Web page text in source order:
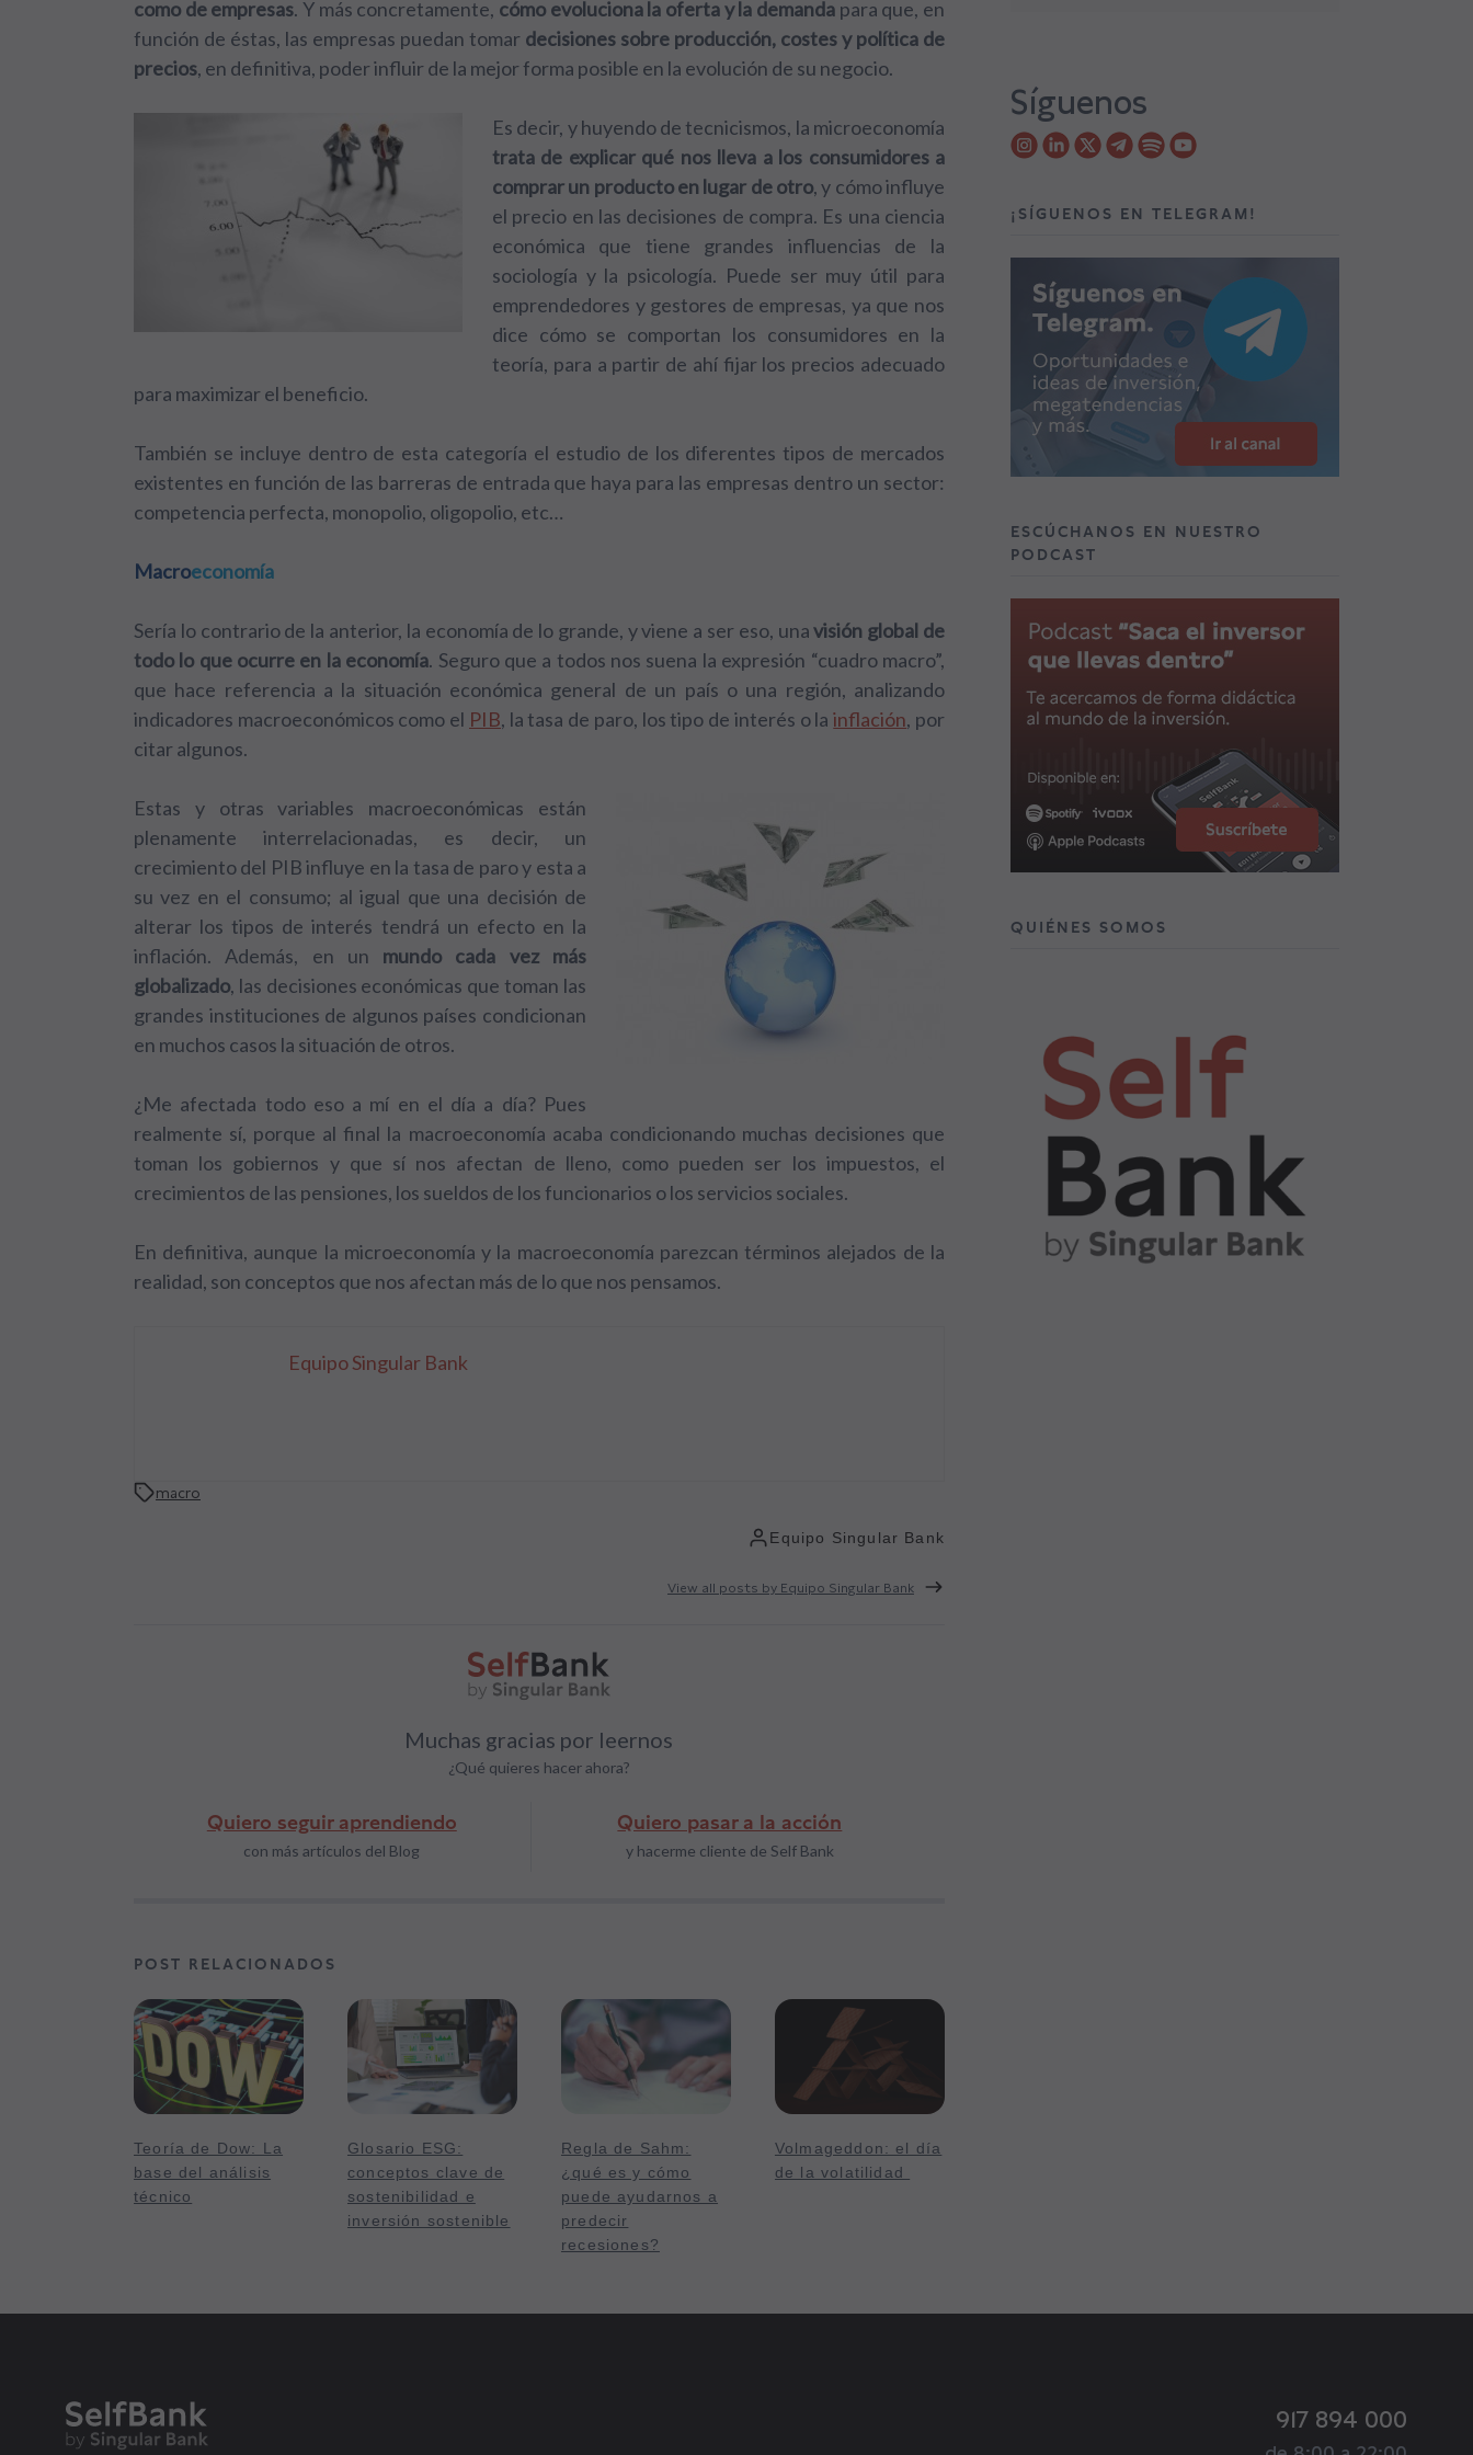
como de empresas. Y más concretamente, cómo evoluciona la oferta y la demanda para que, en
función de éstas, las empresas puedan tomar decisiones sobre producción, costes y política de
precios, en definitiva, poder influir de la mejor forma posible en la evolución de su negocio.
Es decir, y huyendo de tecnicismos, la microeconomía
trata de explicar qué nos lleva a los consumidores a
comprar un producto en lugar de otro, y cómo influye
el precio en las decisiones de compra. Es una ciencia
económica que tiene grandes influencias de la
sociología y la psicología. Puede ser muy útil para
emprendedores y gestores de empresas, ya que nos
dice cómo se comportan los consumidores en la
teoría, para a partir de ahí fijar los precios adecuado
para maximizar el beneficio.
También se incluye dentro de esta categoría el estudio de los diferentes tipos de mercados
existentes en función de las barreras de entrada que haya para las empresas dentro un sector:
competencia perfecta, monopolio, oligopolio, etc…
Macroeconomía
Sería lo contrario de la anterior, la economía de lo grande, y viene a ser eso, unavisión global de
todo lo que ocurre en la economía. Seguro que a todos nos suena la expresión “cuadro macro”,
que hace referencia a la situación económica general de un país o una región, analizando
indicadores macroeconómicos como el PIB, la tasa de paro, los tipo de interés o lainflación, por
citar algunos.
Estas y otras variables macroeconómicas están
plenamente interrelacionadas, es decir, un
crecimiento del PIB influye en la tasa de paro y esta a
su vez en el consumo; al igual que una decisión de
alterar los tipos de interés tendrá un efecto en la
inflación. Además, en un mundo cada vez más
globalizado, las decisiones económicas que toman las
grandes instituciones de algunos países condicionan
en muchos casos la situación de otros.
¿Me afectada todo eso a mí en el día a día? Pues
realmente sí, porque al final la macroeconomía acaba condicionando muchas decisiones que
toman los gobiernos y que sí nos afectan de lleno, como pueden ser los impuestos, el
crecimientos de las pensiones, los sueldos de los funcionarios o los servicios sociales.
En definitiva, aunque la microeconomía y la macroeconomía parezcan términos alejados de la
realidad, son conceptos que nos afectan más de lo que nos pensamos.
Equipo Singular Bank
macro
Equipo Singular Bank
View all posts by Equipo Singular Bank
Muchas gracias por leernos
¿Qué quieres hacer ahora?
Quiero seguir aprendiendo
con más artículos del Blog
Quiero pasar a la acción
y hacerme cliente de Self Bank
POST RELACIONADOS
Teoría de Dow: La
base del análisis
técnico
Glosario ESG:
conceptos clave de
sostenibilidad e
inversión sostenible
Regla de Sahm:
¿qué es y cómo
puede ayudarnos a
predecir
recesiones?
Volmageddon: el día
de la volatilidad
Síguenos
¡SÍGUENOS EN TELEGRAM!
ESCÚCHANOS EN NUESTRO
PODCAST
QUIÉNES SOMOS
917 894 000